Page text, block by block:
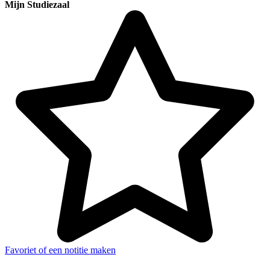
Mijn Studiezaal
Favoriet of een notitie maken